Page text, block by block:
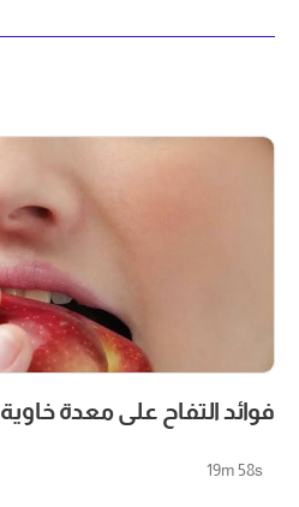
فوائد التفاح على معدة خاوية
19m 58s